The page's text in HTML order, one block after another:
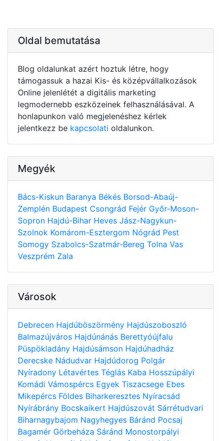
Oldal bemutatása
Blog oldalunkat azért hoztuk létre, hogy
támogassuk a hazai Kis- és középvállalkozások
Online jelenlétét a digitális marketing
legmodernebb eszközeinek felhasználásával. A
honlapunkon való megjelenéshez kérlek
jelentkezz be kapcsolati oldalunkon.
Megyék
Bács-Kiskun Baranya Békés Borsod-Abaúj-
Zemplén Budapest Csongrád Fejér Győr-Moson-
Sopron Hajdú-Bihar Heves Jász-Nagykun-
Szolnok Komárom-Esztergom Nógrád Pest
Somogy Szabolcs-Szatmár-Bereg Tolna Vas
Veszprém Zala
Városok
Debrecen Hajdúböszörmény Hajdúszoboszló
Balmazújváros Hajdúnánás Berettyóújfalu
Püspökladány Hajdúsámson Hajdúhadház
Derecske Nádudvar Hajdúdorog Polgár
Nyíradony Létavértes Téglás Kaba Hosszúpályi
Komádi Vámospércs Egyek Tiszacsege Ebes
Mikepércs Földes Biharkeresztes Nyíracsád
Nyírábrány Bocskaikert Hajdúszovát Sárrétudvari
Biharnagybajom Nagyhegyes Báránd Pocsaj
Bagamér Görbeháza Sáránd Monostorpályi